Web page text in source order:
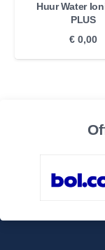
van deze
wij zorgen voor
webshop en
naar een krachtige
Huur Water
PLUS
€ 0,00